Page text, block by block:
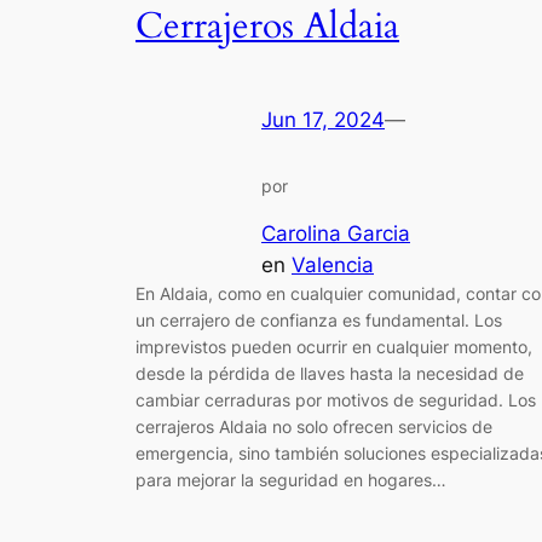
Cerrajeros Aldaia
Jun 17, 2024—
por
Carolina Garcia
en Valencia
En Aldaia, como en cualquier comunidad, contar
un cerrajero de confianza es fundamental. Los
imprevistos pueden ocurrir en cualquier momento,
desde la pérdida de llaves hasta la necesidad de
cambiar cerraduras por motivos de seguridad. Los
cerrajeros Aldaia no solo ofrecen servicios de
emergencia, sino también soluciones
para mejorar la seguridad en hogares…